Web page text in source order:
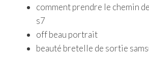
comment prendre le chemin
s7
off beau portrait
beauté bretelle de sortie